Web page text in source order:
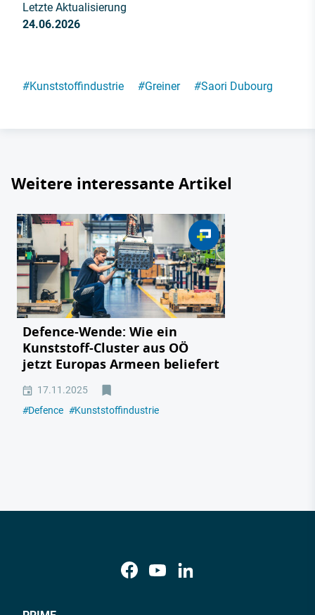
Letzte Aktualisierung
24.06.2026
#Kunststoffindustrie #Greiner #Saori Dubourg
Weitere interessante Artikel
Defence-Wende: Wie ein
Kunststoff-Cluster aus OÖ
jetzt Europas Armeen beliefert
17.11.2025
#Defence #Kunststoffindustrie